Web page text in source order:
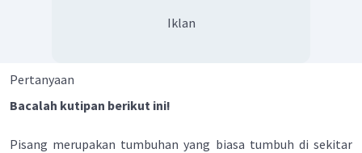
Iklan
Pertanyaan
Bacalah kutipan berikut ini!
Pisang merupakan tumbuhan yang biasa tumbuh di sekitar